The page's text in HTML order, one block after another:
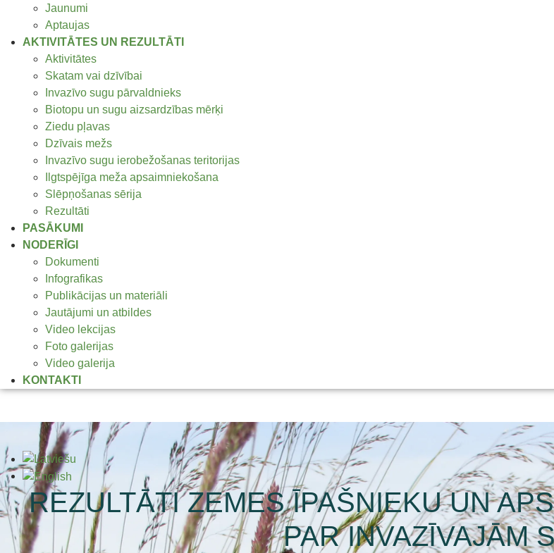
Jaunumi
Aptaujas
AKTIVITĀTES UN REZULTĀTI
Aktivitātes
Skatam vai dzīvībai
Invazīvo sugu pārvaldnieks
Biotopu un sugu aizsardzības mērķi
Ziedu pļavas
Dzīvais mežs
Invazīvo sugu ierobežošanas teritorijas
Ilgtspējīga meža apsaimniekošana
Slēpņošanas sērija
Rezultāti
PASĀKUMI
NODERĪGI
Dokumenti
Infografikas
Publikācijas un materiāli
Jautājumi un atbildes
Video lekcijas
Foto galerijas
Video galerija
KONTAKTI
REZULTĀTI ZEMES ĪPAŠNIEKU UN
PAR INVAZĪVAJĀM